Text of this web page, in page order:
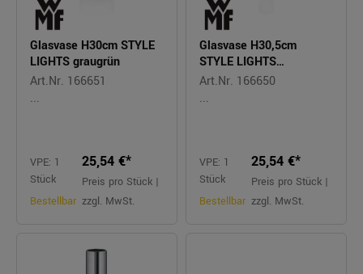
Glasvase H30cm STYLE
LIGHTS graugrün
Art.Nr. 166651
...
VPE: 1
Stück
Bestellbar
25,54 €*
Preis pro Stück |
zzgl. MwSt.
Glasvase H30,5cm
STYLE LIGHTS
dunkelblau
Art.Nr. 166650
...
VPE: 1
Stück
Bestellbar
25,54 €*
Preis pro Stück |
zzgl. MwSt.